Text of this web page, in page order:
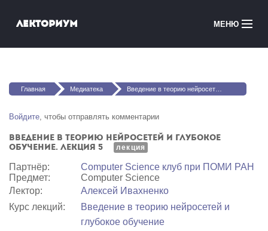
Лекториум МЕНЮ
Медиатека
Courses in English
Войти
Вы здесь
Главная Медиатека Введение в теорию нейросетей и глубокое обучение. Лекция 5
Войдите, чтобы отправлять комментарии
Введение в теорию нейросетей и глубокое
обучение. Лекция 5
лекция
Партнёр:
Computer Science клуб при ПОМИ РАН
Предмет:
Computer Science
Лектор:
Алексей Ивахненко
Курс лекций:
Введение в теорию нейросетей и
глубокое обучение